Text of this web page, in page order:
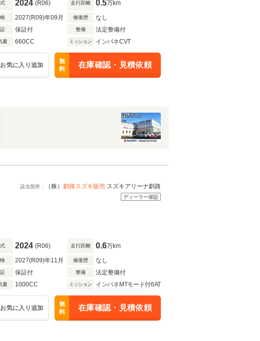
2024 (R06) 走行距離 0.5万km
2027(R09)年09月 修復歴 なし
保証付 整備 法定整備付
量 660CC ミッション インパネCVT
お気に入り追加
無
料
在庫確認・見積依頼
該当箇所： （株） 釧路スズキ販売 スズキアリーナ釧路
ディーラー保証
2024 (R06) 走行距離 0.6万km
2027(R09)年11月 修復歴 なし
保証付 整備 法定整備付
量 1000CC ミッション インパネMTモード付6AT
お気に入り追加
無
料
在庫確認・見積依頼